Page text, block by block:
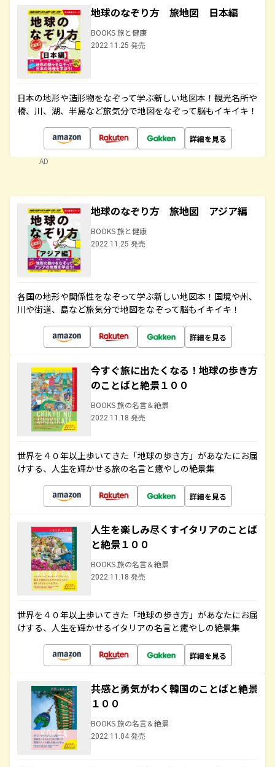
地球のなぞり方 旅地図 日本編
BOOKS 旅と健康
2022.11.25 発売
日本の地形や造形物をなぞって学ぶ新しい地図本！観光名所や
橋、川、湖、半島など旅気分で地図をなぞって脳もイキイキ！
詳細を見る
AD
地球のなぞり方 旅地図 アジア編
BOOKS 旅と健康
2022.11.25 発売
各国の地形や関係性をなぞって学ぶ新しい地図本！国境や州、
川や街道、島など旅気分で地図をなぞって脳もイキイキ！
詳細を見る
今すぐ旅に出たくなる！地球の歩き方
のことばと絶景１００
BOOKS 旅の名言＆絶景
2022.11.18 発売
世界を４０年以上歩いてきた「地球の歩き方」があなたにお届
けする、人生を輝かせる旅の名言と癒やしの絶景集
詳細を見る
人生を楽しみ尽くすイタリアのことば
と絶景１００
BOOKS 旅の名言＆絶景
2022.11.18 発売
世界を４０年以上歩いてきた「地球の歩き方」があなたにお届
けする、人生を輝かせるイタリアの名言と癒やしの絶景集
詳細を見る
共感と勇気がわく韓国のことばと絶景
１００
BOOKS 旅の名言＆絶景
2022.11.04 発売